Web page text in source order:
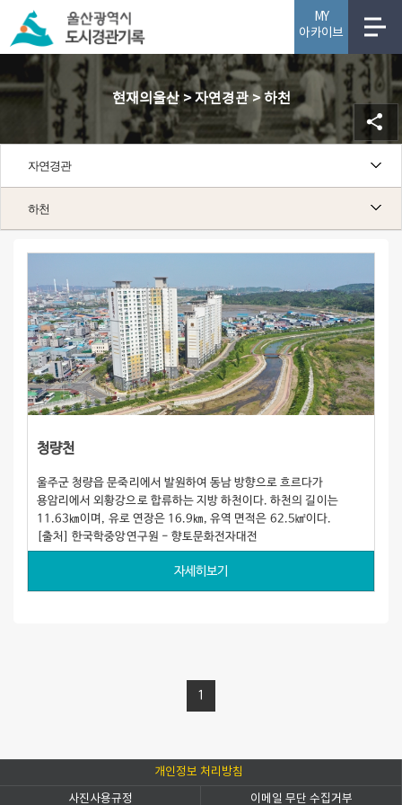
MY
아카이브
현재의울산 > 자연경관 > 하천
자연경관
하천하천
청량천
울주군 청량읍 문죽리에서 발원하여 동남 방향으로 흐르다가
용암리에서 외황강으로 합류하는 지방 하천이다. 하천의 길이는
11.63㎞이며, 유로 연장은 16.9㎞, 유역 면적은 62.5㎢이다.
[출처] 한국학중앙연구원 - 향토문화전자대전
자세히보기
1
개인정보 처리방침
사진사용규정
이메일 무단 수집거부